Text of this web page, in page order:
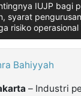
IUJP bagi
syarat
risiko
Bahiyyah
– Industri